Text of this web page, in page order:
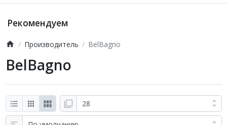
Рекомендуем
Производитель BelBagno
BelBagno